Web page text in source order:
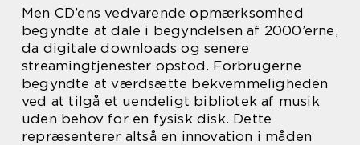
Men CD’ens vedvarende opmærksomhed
begyndte at dale i begyndelsen af 2000’erne,
da digitale downloads og senere
streamingtjenester opstod. Forbrugerne
begyndte at værdsætte bekvemmeligheden
ved at tilgå et uendeligt bibliotek af musik
uden behov for en fysisk disk. Dette
repræsenterer altså en innovation i måden